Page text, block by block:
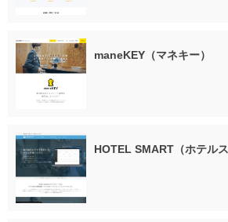
maneKEY（マネキー）
HOTEL SMART（ホテルス